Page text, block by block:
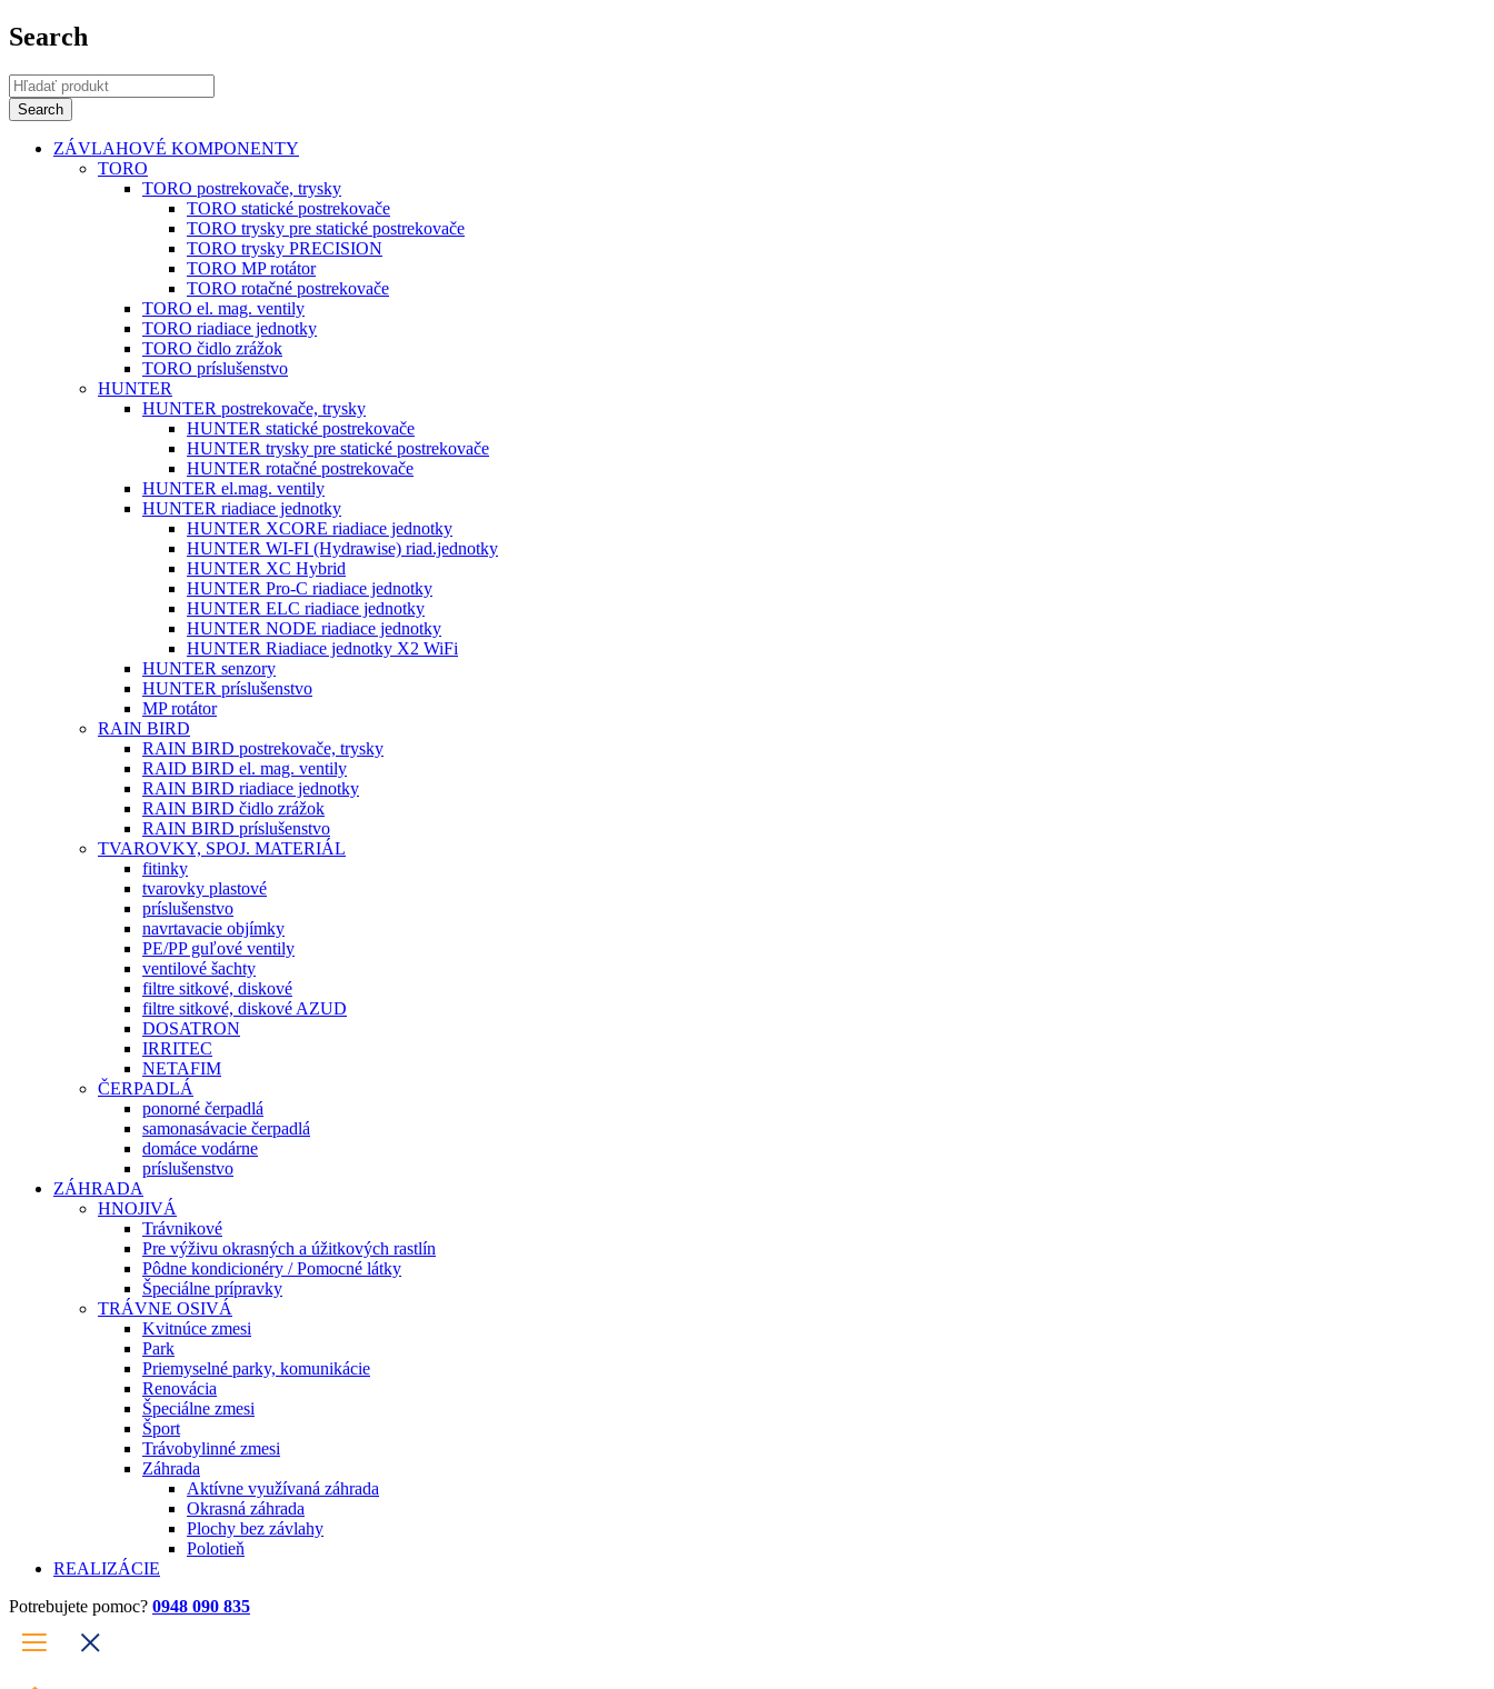
Search
ZÁVLAHOVÉ KOMPONENTY
TORO
TORO postrekovače, trysky
TORO statické postrekovače
TORO trysky pre statické postrekovače
TORO trysky PRECISION
TORO MP rotátor
TORO rotačné postrekovače
TORO el. mag. ventily
TORO riadiace jednotky
TORO čidlo zrážok
TORO príslušenstvo
HUNTER
HUNTER postrekovače, trysky
HUNTER statické postrekovače
HUNTER trysky pre statické postrekovače
HUNTER rotačné postrekovače
HUNTER el.mag. ventily
HUNTER riadiace jednotky
HUNTER XCORE riadiace jednotky
HUNTER WI-FI (Hydrawise) riad.jednotky
HUNTER XC Hybrid
HUNTER Pro-C riadiace jednotky
HUNTER ELC riadiace jednotky
HUNTER NODE riadiace jednotky
HUNTER Riadiace jednotky X2 WiFi
HUNTER senzory
HUNTER príslušenstvo
MP rotátor
RAIN BIRD
RAIN BIRD postrekovače, trysky
RAID BIRD el. mag. ventily
RAIN BIRD riadiace jednotky
RAIN BIRD čidlo zrážok
RAIN BIRD príslušenstvo
TVAROVKY, SPOJ. MATERIÁL
fitinky
tvarovky plastové
príslušenstvo
navrtavacie objímky
PE/PP guľové ventily
ventilové šachty
filtre sitkové, diskové
filtre sitkové, diskové AZUD
DOSATRON
IRRITEC
NETAFIM
ČERPADLÁ
ponorné čerpadlá
samonasávacie čerpadlá
domáce vodárne
príslušenstvo
ZÁHRADA
HNOJIVÁ
Trávnikové
Pre výživu okrasných a úžitkových rastlín
Pôdne kondicionéry / Pomocné látky
Špeciálne prípravky
TRÁVNE OSIVÁ
Kvitnúce zmesi
Park
Priemyselné parky, komunikácie
Renovácia
Špeciálne zmesi
Šport
Trávobylinné zmesi
Záhrada
Aktívne využívaná záhrada
Okrasná záhrada
Plochy bez závlahy
Polotieň
REALIZÁCIE
Potrebujete pomoc? 0948 090 835